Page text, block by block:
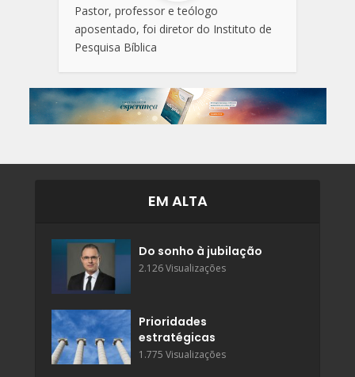
Pastor, professor e teólogo
aposentado, foi diretor do Instituto de
Pesquisa Bíblica
EM ALTA
Do sonho à jubilação
2.126 Visualizações
Prioridades
estratégicas
1.775 Visualizações